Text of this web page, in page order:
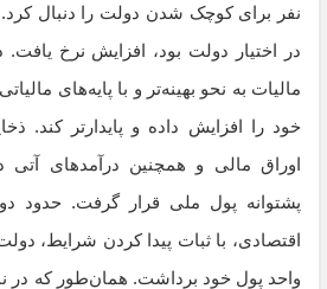
نفر برای کوچک شدن دولت را دنبال کرد.
در اختیار دولت بود، افزایش نرخ
مالیات به نحو بهینه‌تر و با پایه‌های
خود را افزایش داده و پایدارتر کند.
اوراق مالی و همچنین درآمدهای آتی
پشتوانه پول ملی قرار گرفت. حدود
واحد پول خود برداشت. همان‌طور که در